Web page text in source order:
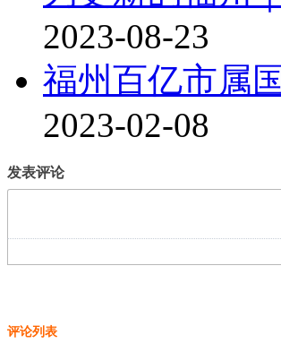
2023-08-23
福州百亿市属
2023-02-08
发表评论
评论列表